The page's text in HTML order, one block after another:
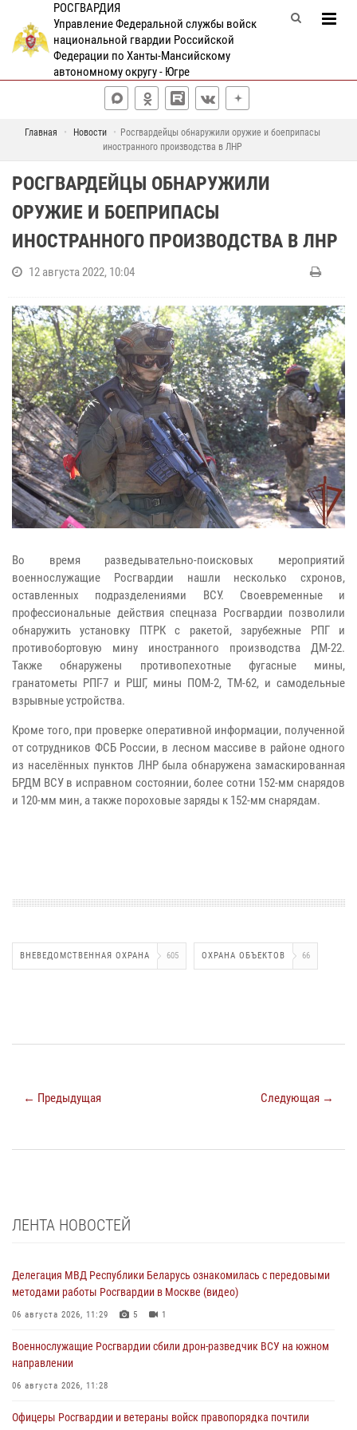
РОСГВАРДИЯ
Управление Федеральной службы войск
национальной гвардии Российской
Федерации по Ханты-Мансийскому
автономному округу - Югре
Главная Новости
Росгвардейцы обнаружили оружие и боеприпасы
иностранного производства в ЛНР
РОСГВАРДЕЙЦЫ ОБНАРУЖИЛИ
ОРУЖИЕ И БОЕПРИПАСЫ
ИНОСТРАННОГО ПРОИЗВОДСТВА В ЛНР
12 августа 2022, 10:04
Во время разведывательно-поисковых мероприятий
военнослужащие Росгвардии нашли несколько схронов,
оставленных подразделениями ВСУ. Своевременные и
профессиональные действия спецназа Росгвардии позволили
обнаружить установку ПТРК с ракетой, зарубежные РПГ и
противобортовую мину иностранного производства ДМ-22.
Также обнаружены противопехотные фугасные мины,
гранатометы РПГ-7 и РШГ, мины ПОМ-2, ТМ-62, и самодельные
взрывные устройства.
Кроме того, при проверке оперативной информации, полученной
от сотрудников ФСБ России, в лесном массиве в районе одного
из населённых пунктов ЛНР была обнаружена замаскированная
БРДМ ВСУ в исправном состоянии, более сотни 152-мм снарядов
и 120-мм мин, а также пороховые заряды к 152-мм снарядам.
ВНЕВЕДОМСТВЕННАЯ ОХРАНА 605 ОХРАНА ОБЪЕКТОВ 66
← Предыдущая Следующая →
ЛЕНТА НОВОСТЕЙ
Делегация МВД Республики Беларусь ознакомилась с передовыми
методами работы Росгвардии в Москве (видео)
06 августа 2026, 11:29 5 1
Военнослужащие Росгвардии сбили дрон-разведчик ВСУ на южном
направлении
06 августа 2026, 11:28
Офицеры Росгвардии и ветераны войск правопорядка почтили